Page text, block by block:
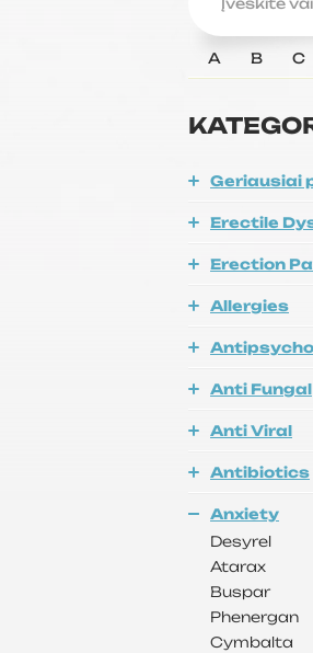
A B C
Geriausiai
Erectile
Erection
Allergies
Anti Fungal
Anti Viral
Antibiotics
Anxiety
Desyrel
Atarax
Buspar
Phenergan
Cymbalta